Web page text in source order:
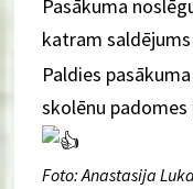
Pasākuma
katram
Paldies
skolēnu
Foto: Anastasija